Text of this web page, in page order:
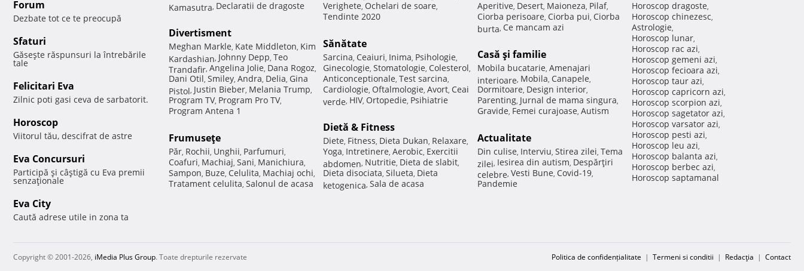
Forum
Dezbate tot ce te preocupă
Sfaturi
Găseşte răspunsuri la întrebările
tale
Felicitari Eva
Zilnic poti gasi ceva de sarbatorit.
Horoscop
Viitorul tău, descifrat de astre
Eva Concursuri
Participă şi câştigă cu Eva premii
senzaţionale
Eva City
Caută adrese utile in zona ta
Kamasutra, Declaratii de dragoste
Divertisment
Meghan Markle, Kate Middleton, Kim
Kardashian, Johnny Depp, Teo
Trandafir, Angelina Jolie, Dana Rogoz,
Dani Otil, Smiley, Andra, Delia, Gina
Pistol, Justin Bieber, Melania Trump,
Program TV, Program Pro TV,
Program Antena 1
Frumuseţe
Păr, Rochii, Unghii, Parfumuri,
Coafuri, Machiaj, Sani, Manichiura,
Sampon, Buze, Celulita, Machiaj ochi,
Tratament celulita, Salonul de acasa
Verighete, Ochelari de soare,
Tendinte 2020
Sănătate
Sarcina, Ceaiuri, Inima, Psihologie,
Ginecologie, Stomatologie, Colesterol,
Anticonceptionale, Test sarcina,
Cardiologie, Oftalmologie, Avort, Ceai
verde, HIV, Ortopedie, Psihiatrie
Dietă & Fitness
Diete, Fitness, Dieta Dukan, Relaxare,
Yoga, Intretinere, Aerobic, Exercitii
abdomen, Nutritie, Dieta de slabit,
Dieta disociata, Silueta, Dieta
ketogenica, Sala de acasa
Aperitive, Desert, Maioneza, Pilaf,
Ciorba perisoare, Ciorba pui, Ciorba
burta, Ce mancam azi
Casă şi familie
Mobila bucatarie, Amenajari
interioare, Mobila, Canapele,
Dormitoare, Design interior,
Parenting, Jurnal de mama singura,
Gravide, Femei curajoase, Autism
Actualitate
Din culise, Interviu, Stirea zilei, Tema
zilei, Iesirea din autism, Despărţiri
celebre, Vesti Bune, Covid-19,
Pandemie
Horoscop dragoste,
Horoscop chinezesc,
Astrologie,
Horoscop lunar,
Horoscop rac azi,
Horoscop gemeni azi,
Horoscop fecioara azi,
Horoscop taur azi,
Horoscop capricorn azi,
Horoscop scorpion azi,
Horoscop sagetator azi,
Horoscop varsator azi,
Horoscop pesti azi,
Horoscop leu azi,
Horoscop balanta azi,
Horoscop berbec azi,
Horoscop saptamanal
Copyright © 2001-2026, iMedia Plus Group. Toate drepturile rezervate Politica de confidențialitate | Termeni si conditii | Redacţia | Contact